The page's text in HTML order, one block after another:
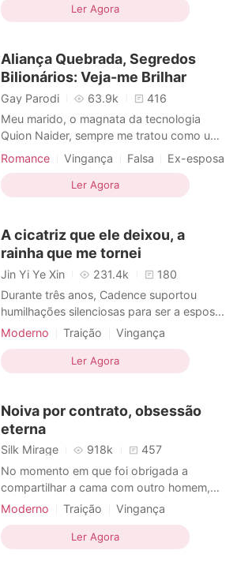
minha medula óssea para sua amante! Bem
na minha frente, ele mandou mensagens,
empresa para roubar os
Ler Agora
Aliança Quebrada, Segredos
Bilionários: Veja-me Brilhar
Gay Parodi 63.9k
416
Meu marido, o magnata da tecnologia
Quion Naider, sempre me tratou como uma
"governanta glorificada". Para ele, eu era
apenas um acessório decorativo, incapaz
de entender o mundo complexo dos seus
negócios, servindo apenas para organizar
em que perdi nosso be
Romance Vingança Falsa Ex-esposa
Ler Agora
A cicatriz que ele deixou, a
rainha que me tornei
Jin Yi Ye Xin 231.4k
180
Durante três anos, Cadence suportou
humilhações silenciosas para ser a esposa
perfeita e submissa do magnata Franklin
amante dele, Isabelle, forjou uma queda na
piscina e culpou Cadence na frente de
tremendo, Cadence sofreu um a
Moderno Traição
Vingança
Vingança
Protagonista feminina
Bilionário
Ler Agora
Noiva por contrato, obsessão
eterna
Silk Mirage 918k
457
No momento em que foi obrigada a
compartilhar a cama com outro homem,
Bethany Roberts descobriu que seu
Acontecia que seu noivo e sua irmã haviam
traído sua confiança e conspirado juntos
Moderno Traição
Vingança
Rival no amor
Dramático
Ler Agora